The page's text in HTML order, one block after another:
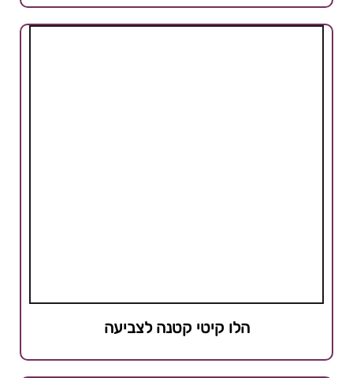
הלו קיטי קטנה לצביעה